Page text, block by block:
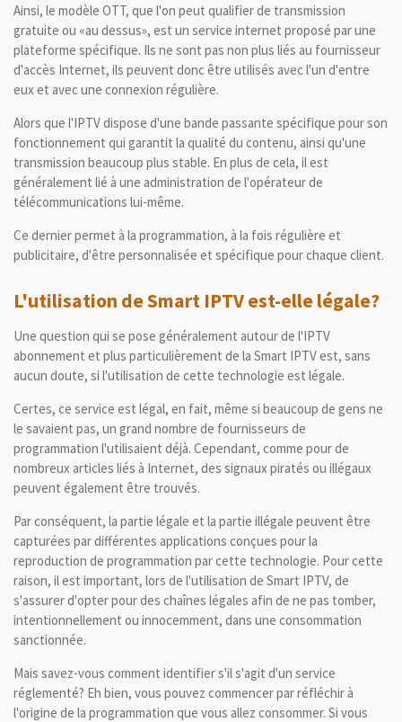
Ainsi, le modèle OTT, que l'on peut qualifier de transmission
gratuite ou «au dessus», est un service internet proposé par une
plateforme spécifique. Ils ne sont pas non plus liés au fournisseur
d'accès Internet, ils peuvent donc être utilisés avec l'un d'entre
eux et avec une connexion régulière.
Alors que l'IPTV dispose d'une bande passante spécifique pour son
fonctionnement qui garantit la qualité du contenu, ainsi qu'une
transmission beaucoup plus stable. En plus de cela, il est
généralement lié à une administration de l'opérateur de
télécommunications lui-même.
Ce dernier permet à la programmation, à la fois régulière et
publicitaire, d'être personnalisée et spécifique pour chaque client.
L'utilisation de Smart IPTV est-elle légale?
Une question qui se pose généralement autour de l'IPTV
abonnement et plus particulièrement de la Smart IPTV est, sans
aucun doute, si l'utilisation de cette technologie est légale.
Certes, ce service est légal, en fait, même si beaucoup de gens ne
le savaient pas, un grand nombre de fournisseurs de
programmation l'utilisaient déjà. Cependant, comme pour de
nombreux articles liés à Internet, des signaux piratés ou illégaux
peuvent également être trouvés.
Par conséquent, la partie légale et la partie illégale peuvent être
capturées par différentes applications conçues pour la
reproduction de programmation par cette technologie. Pour cette
raison, il est important, lors de l'utilisation de Smart IPTV, de
s'assurer d'opter pour des chaînes légales afin de ne pas tomber,
intentionnellement ou innocemment, dans une consommation
sanctionnée.
Mais savez-vous comment identifier s'il s'agit d'un service
réglementé? Eh bien, vous pouvez commencer par réfléchir à
l'origine de la programmation que vous allez consommer. Si vous